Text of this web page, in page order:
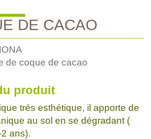
DE CACAO
de coque de cacao
produit
trés esthétique, il apporte de
au sol en se dégradant (
ans).